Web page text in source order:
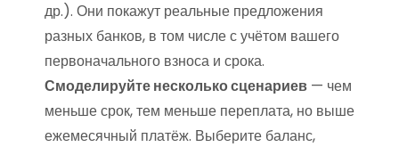
др.). Они покажут реальные предложения
разных банков, в том числе с учётом вашего
первоначального взноса и срока.
Смоделируйте несколько сценариев — чем
меньше срок, тем меньше переплата, но выше
ежемесячный платёж. Выберите баланс,